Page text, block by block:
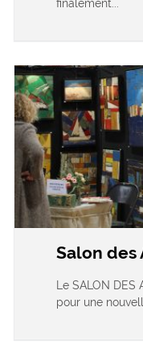
finalement...
Salon des
Le SALON DES
pour une